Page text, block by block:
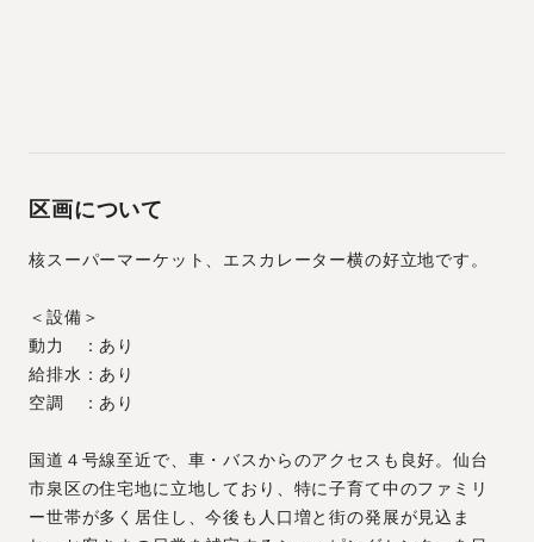
区画について
核スーパーマーケット、エスカレーター横の好立地です。
＜設備＞
動力　：あり
給排水：あり
空調　：あり
国道４号線至近で、車・バスからのアクセスも良好。仙台
市泉区の住宅地に立地しており、特に子育て中のファミリ
ー世帯が多く居住し、今後も人口増と街の発展が見込ま